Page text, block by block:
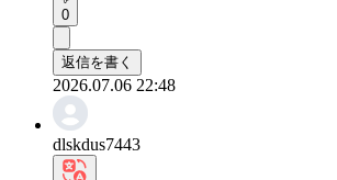
0
返信を書く
2026.07.06 22:48
dlskdus7443